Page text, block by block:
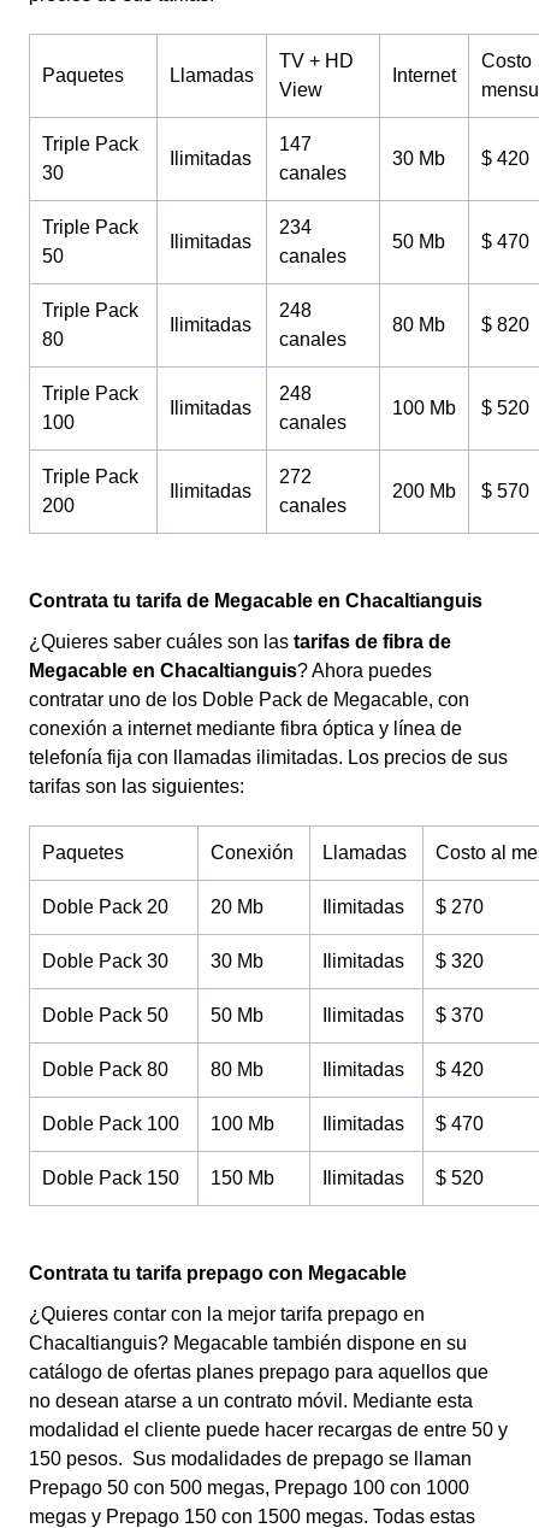
Paquetes Llamadas
TV + HD
View
Internet
Costo
Triple Pack
30
Ilimitadas
147
canales
30 Mb $ 420
Triple Pack
50
Ilimitadas
234
canales
50 Mb $ 470
Triple Pack
80
Ilimitadas
248
canales
80 Mb $ 820
Triple Pack
100
Ilimitadas
248
canales
100 Mb $ 520
Triple Pack
200
Ilimitadas
272
canales
200 Mb $ 570
Contrata tu tarifa de Megacable en Chacaltianguis
¿Quieres saber cuáles son las tarifas de fibra de
Megacable en Chacaltianguis? Ahora puedes
contratar uno de los Doble Pack de Megacable, con
conexión a internet mediante fibra óptica y línea de
telefonía fija con llamadas ilimitadas. Los precios de sus
tarifas son las siguientes:
Paquetes Conexión Llamadas Costo al
Doble Pack 20 20 Mb Ilimitadas $ 270
Doble Pack 30 30 Mb Ilimitadas $ 320
Doble Pack 50 50 Mb Ilimitadas $ 370
Doble Pack 80 80 Mb Ilimitadas $ 420
Doble Pack 100 100 Mb Ilimitadas $ 470
Doble Pack 150 150 Mb Ilimitadas $ 520
Contrata tu tarifa prepago con Megacable
¿Quieres contar con la mejor tarifa prepago en
Chacaltianguis? Megacable también dispone en su
catálogo de ofertas planes prepago para aquellos que
no desean atarse a un contrato móvil. Mediante esta
modalidad el cliente puede hacer recargas de entre 50 y
150 pesos. Sus modalidades de prepago se llaman
Prepago 50 con 500 megas, Prepago 100 con 1000
megas y Prepago 150 con 1500 megas. Todas estas